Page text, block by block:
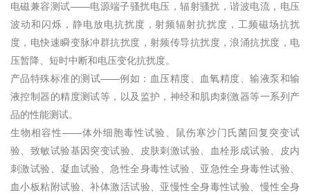
电磁兼容测试——电源端子骚扰电压，辐射骚扰，谐波电流，电压
波动和闪烁，静电放电抗扰度，射频辐射抗扰度，工频磁场抗扰
度，电快速瞬变脉冲群抗扰度，射频传导抗扰度，浪涌抗扰度，电
压暂降、短时中断和电压变化抗扰度。
产品特殊标准的测试——例如：血压精度、血氧精度、输液泵和输
液控制器的精度测试等，以及监护，神经和肌肉刺激器等一系列产
品的性能测试。
生物相容性——体外细胞毒性试验、鼠伤寒沙门氏菌回复突变试
验、致敏试验基因突变试验、皮肤刺激试验、血栓形成试验、皮内
刺激试验、凝血试验、急性全身毒性试验、亚急性全身毒性试验、
血小板粘附试验、补体激活试验、亚慢性全身毒性试验、慢性全身